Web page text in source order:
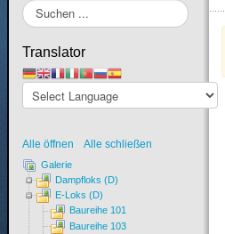
Suchen
...
Translator
Alle öffnen Alle schließen
Galerie
Dampfloks (D)
E-Loks (D)
Baureihe 101
Baureihe 103